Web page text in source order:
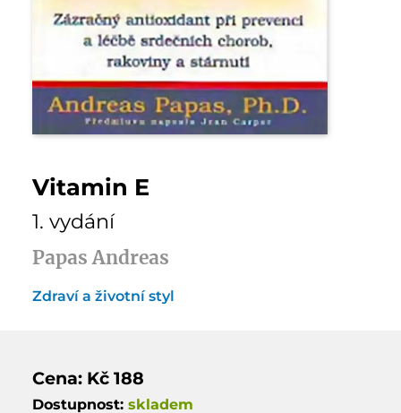
Vitamin E
1. vydání
Papas Andreas
Zdraví a životní styl
Cena: Kč 188
Dostupnost: skladem